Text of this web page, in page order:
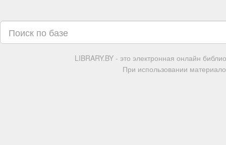
LIBRARY.BY - это электронная онлайн
При использовании